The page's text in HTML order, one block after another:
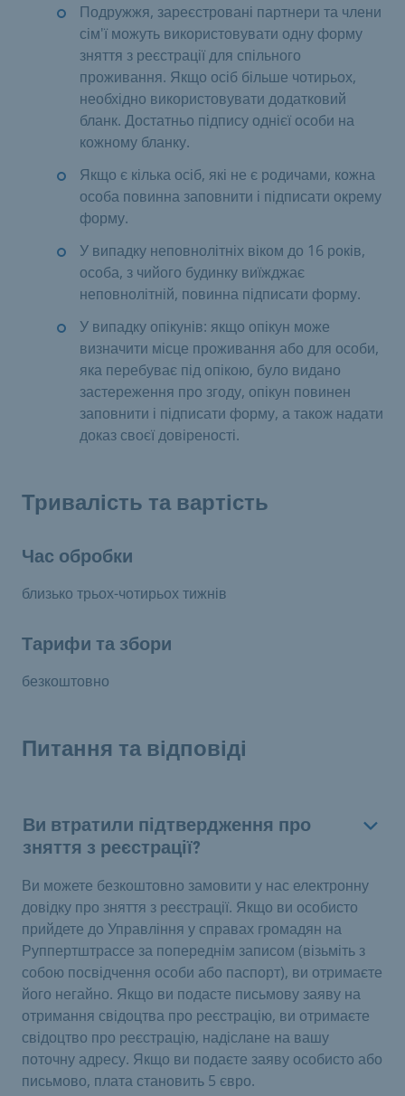
Подружжя, зареєстровані партнери та члени
сім'ї можуть використовувати одну форму
зняття з реєстрації для спільного
проживання. Якщо осіб більше чотирьох,
необхідно використовувати додатковий
бланк. Достатньо підпису однієї особи на
кожному бланку.
Якщо є кілька осіб, які не є родичами, кожна
особа повинна заповнити і підписати окрему
форму.
У випадку неповнолітніх віком до 16 років,
особа, з чийого будинку виїжджає
неповнолітній, повинна підписати форму.
У випадку опікунів: якщо опікун може
визначити місце проживання або для особи,
яка перебуває під опікою, було видано
застереження про згоду, опікун повинен
заповнити і підписати форму, а також надати
доказ своєї довіреності.
Тривалість та вартість
Час обробки
близько трьох-чотирьох тижнів
Тарифи та збори
безкоштовно
Питання та відповіді
Ви втратили підтвердження про
зняття з реєстрації?
Ви можете безкоштовно замовити у нас електронну
довідку про зняття з реєстрації. Якщо ви особисто
прийдете до Управління у справах громадян на
Руппертштрассе за попереднім записом (візьміть з
собою посвідчення особи або паспорт), ви отримаєте
його негайно. Якщо ви подасте письмову заяву на
отримання свідоцтва про реєстрацію, ви отримаєте
свідоцтво про реєстрацію, надіслане на вашу
поточну адресу. Якщо ви подаєте заяву особисто або
письмово, плата становить 5 євро.